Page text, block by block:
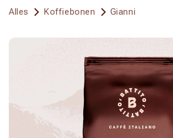
Alles Koffiebonen Gianni